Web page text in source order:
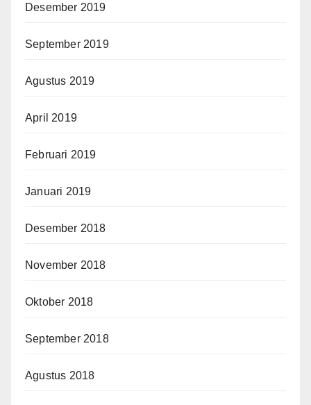
Desember 2019
September 2019
Agustus 2019
April 2019
Februari 2019
Januari 2019
Desember 2018
November 2018
Oktober 2018
September 2018
Agustus 2018